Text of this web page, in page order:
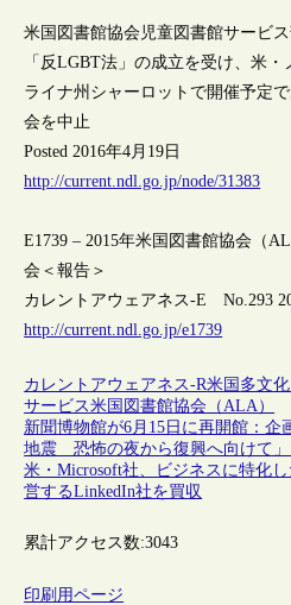
米国図書館協会児童図書館サービス
「反LGBT法」の成立を受け、米・
ライナ州シャーロットで開催予定
会を中止
Posted 2016年4月19日
http://current.ndl.go.jp/node/31383
E1739 – 2015年米国図書館協会（
会＜報告＞
カレントアウェアネス-E No.293
http://current.ndl.go.jp/e1739
カレントアウェアネス-R米国 多文
サービス米国図書館協会（ALA）
新聞博物館が6月15日に再開館：企
地震 恐怖の夜から復興へ向けて
米・Microsoft社、ビジネスに特化し
営するLinkedIn社を買収
累計アクセス数:3043
印刷用ページ